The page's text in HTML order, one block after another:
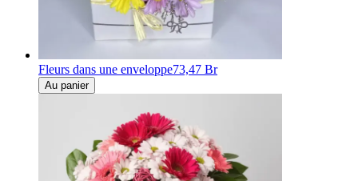
Fleurs dans une enveloppe73,47 Br
Au panier